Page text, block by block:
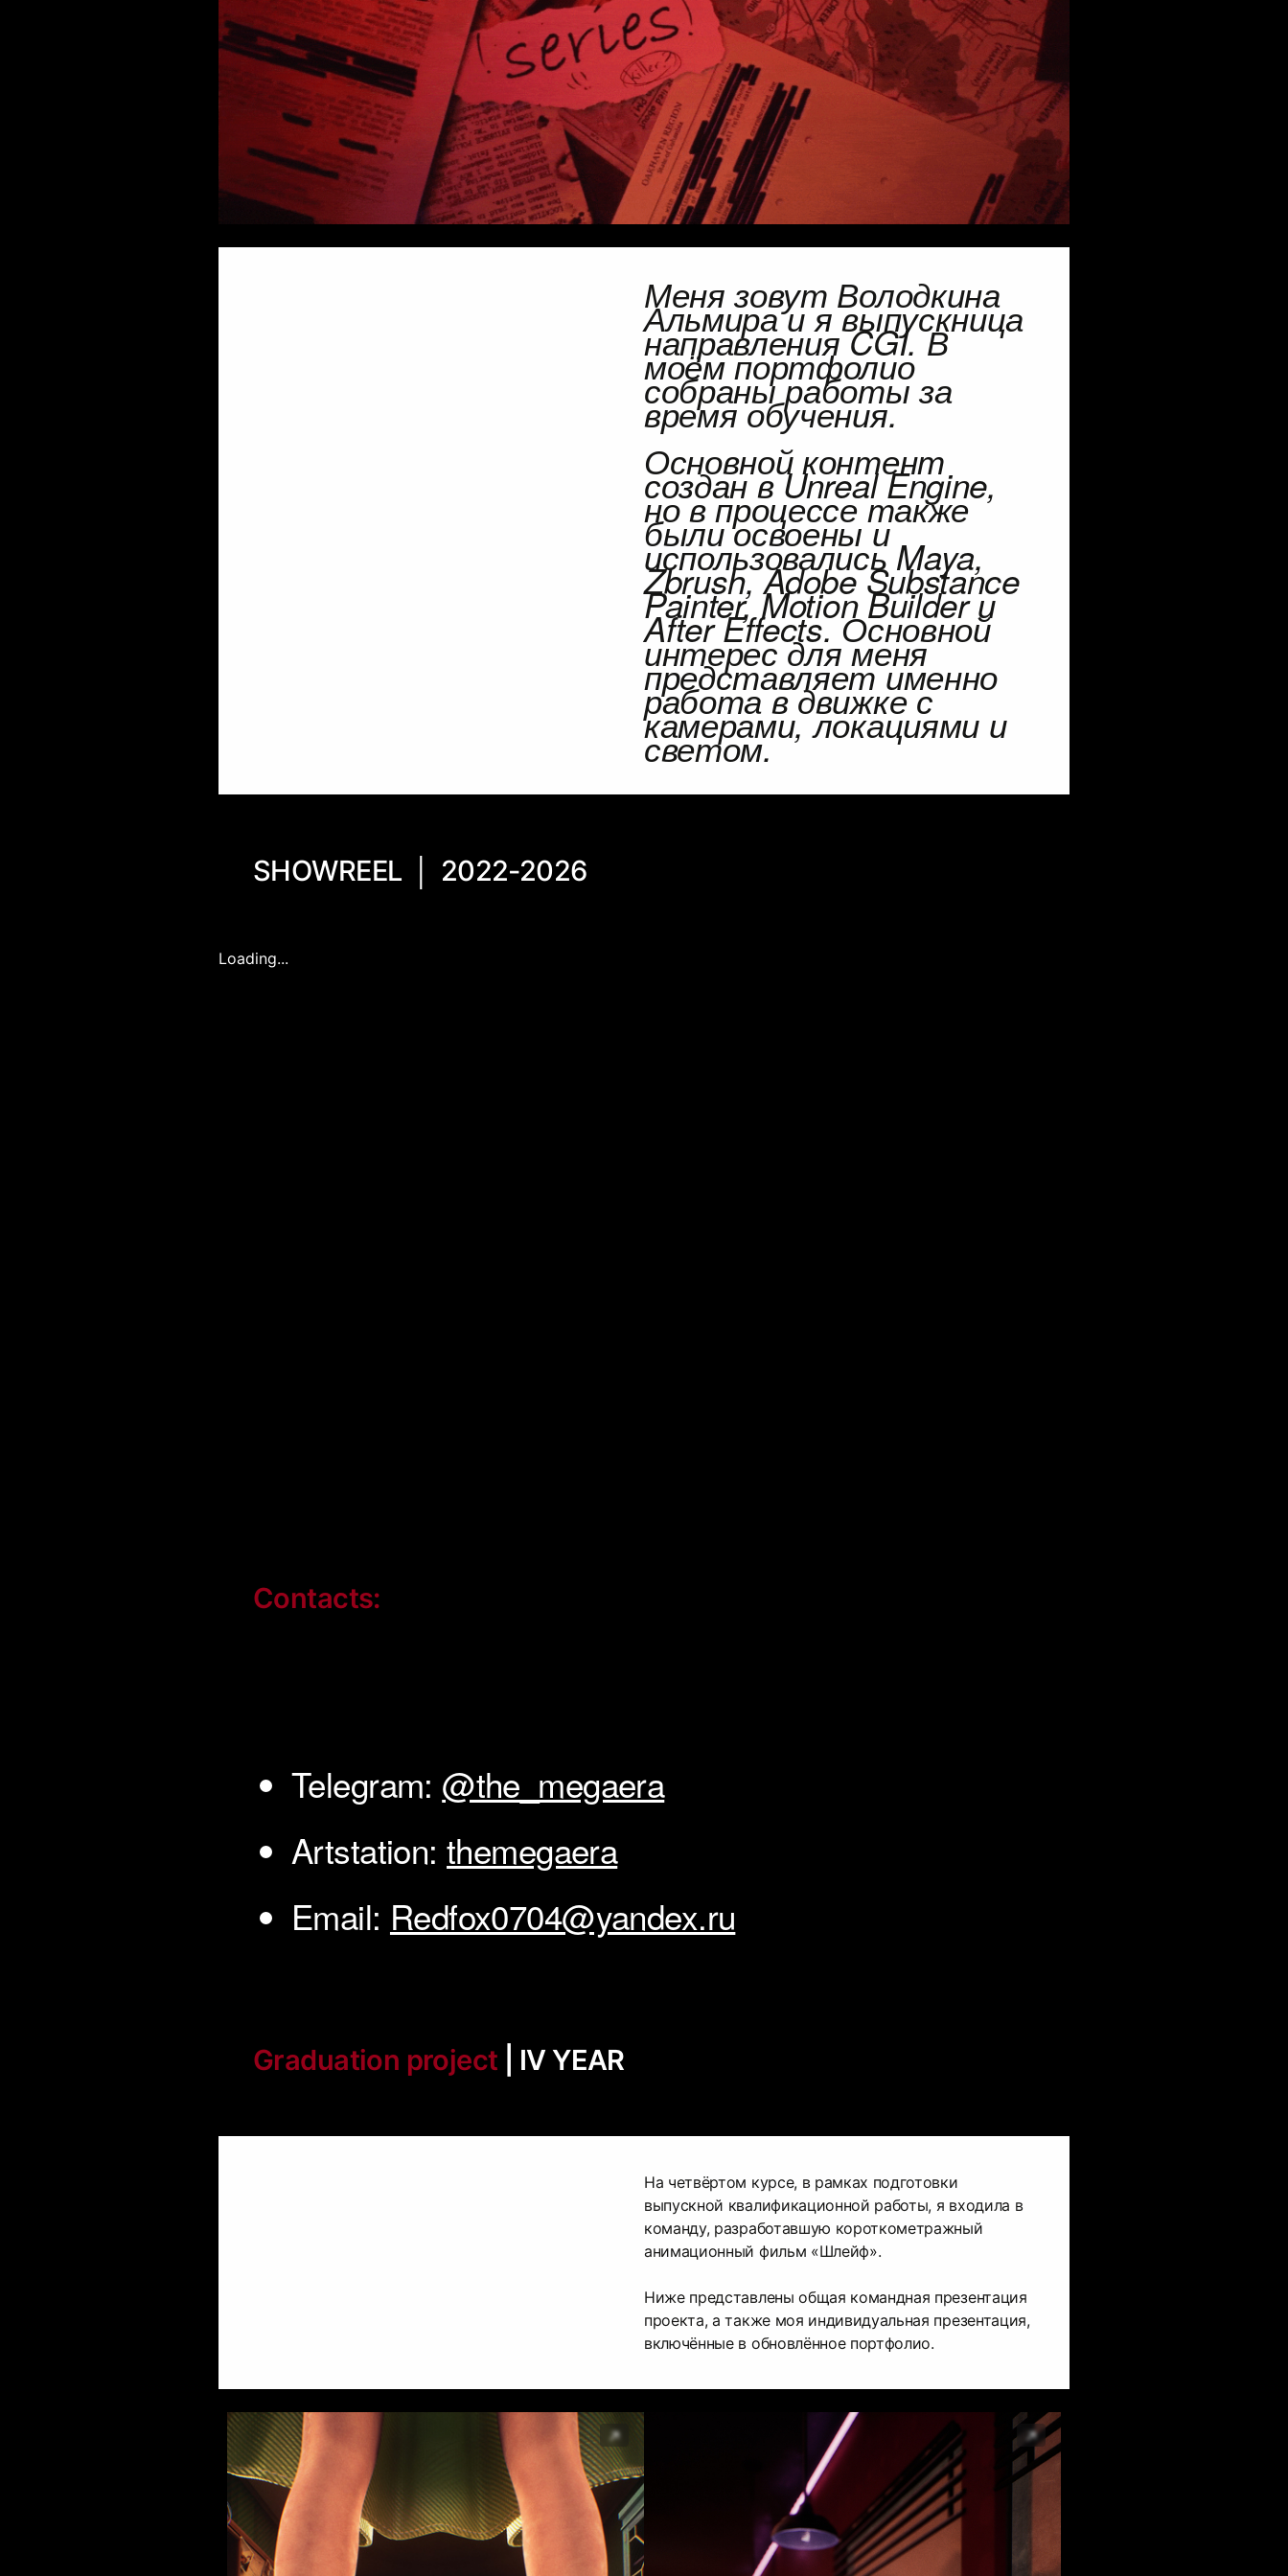
Меня зовут Володкина
Альмираи явыпускница
направления CGI. В
моёмпортфолио
собраны работы за
время обучения.
Основной контент
создан вUnreal Engine,
но в процессе также
были освоены и
использовалисьMaya,
Zbrush, Adobe Substance
Painter, Motion Builderи
After Effects. Основной
интерес для меня
представляет именно
работа в движке с
камерами, локациямии
светом.
SHOWREEL 2022-2026
Loading...
Contacts:
Telegram: @the_megaera
Artstation:themegaera
Email: Redfox0704@yandex.ru
Graduation project | IV YEAR
На четвёртом курсе, в рамках подготовки
выпускной квалификационной работы, я входила в
команду, разработавшую короткометражный
анимационный фильм «Шлейф».
Ниже представлены общая командная презентация
проекта, а также моя индивидуальная презентация,
включённые в обновлённое портфолио.